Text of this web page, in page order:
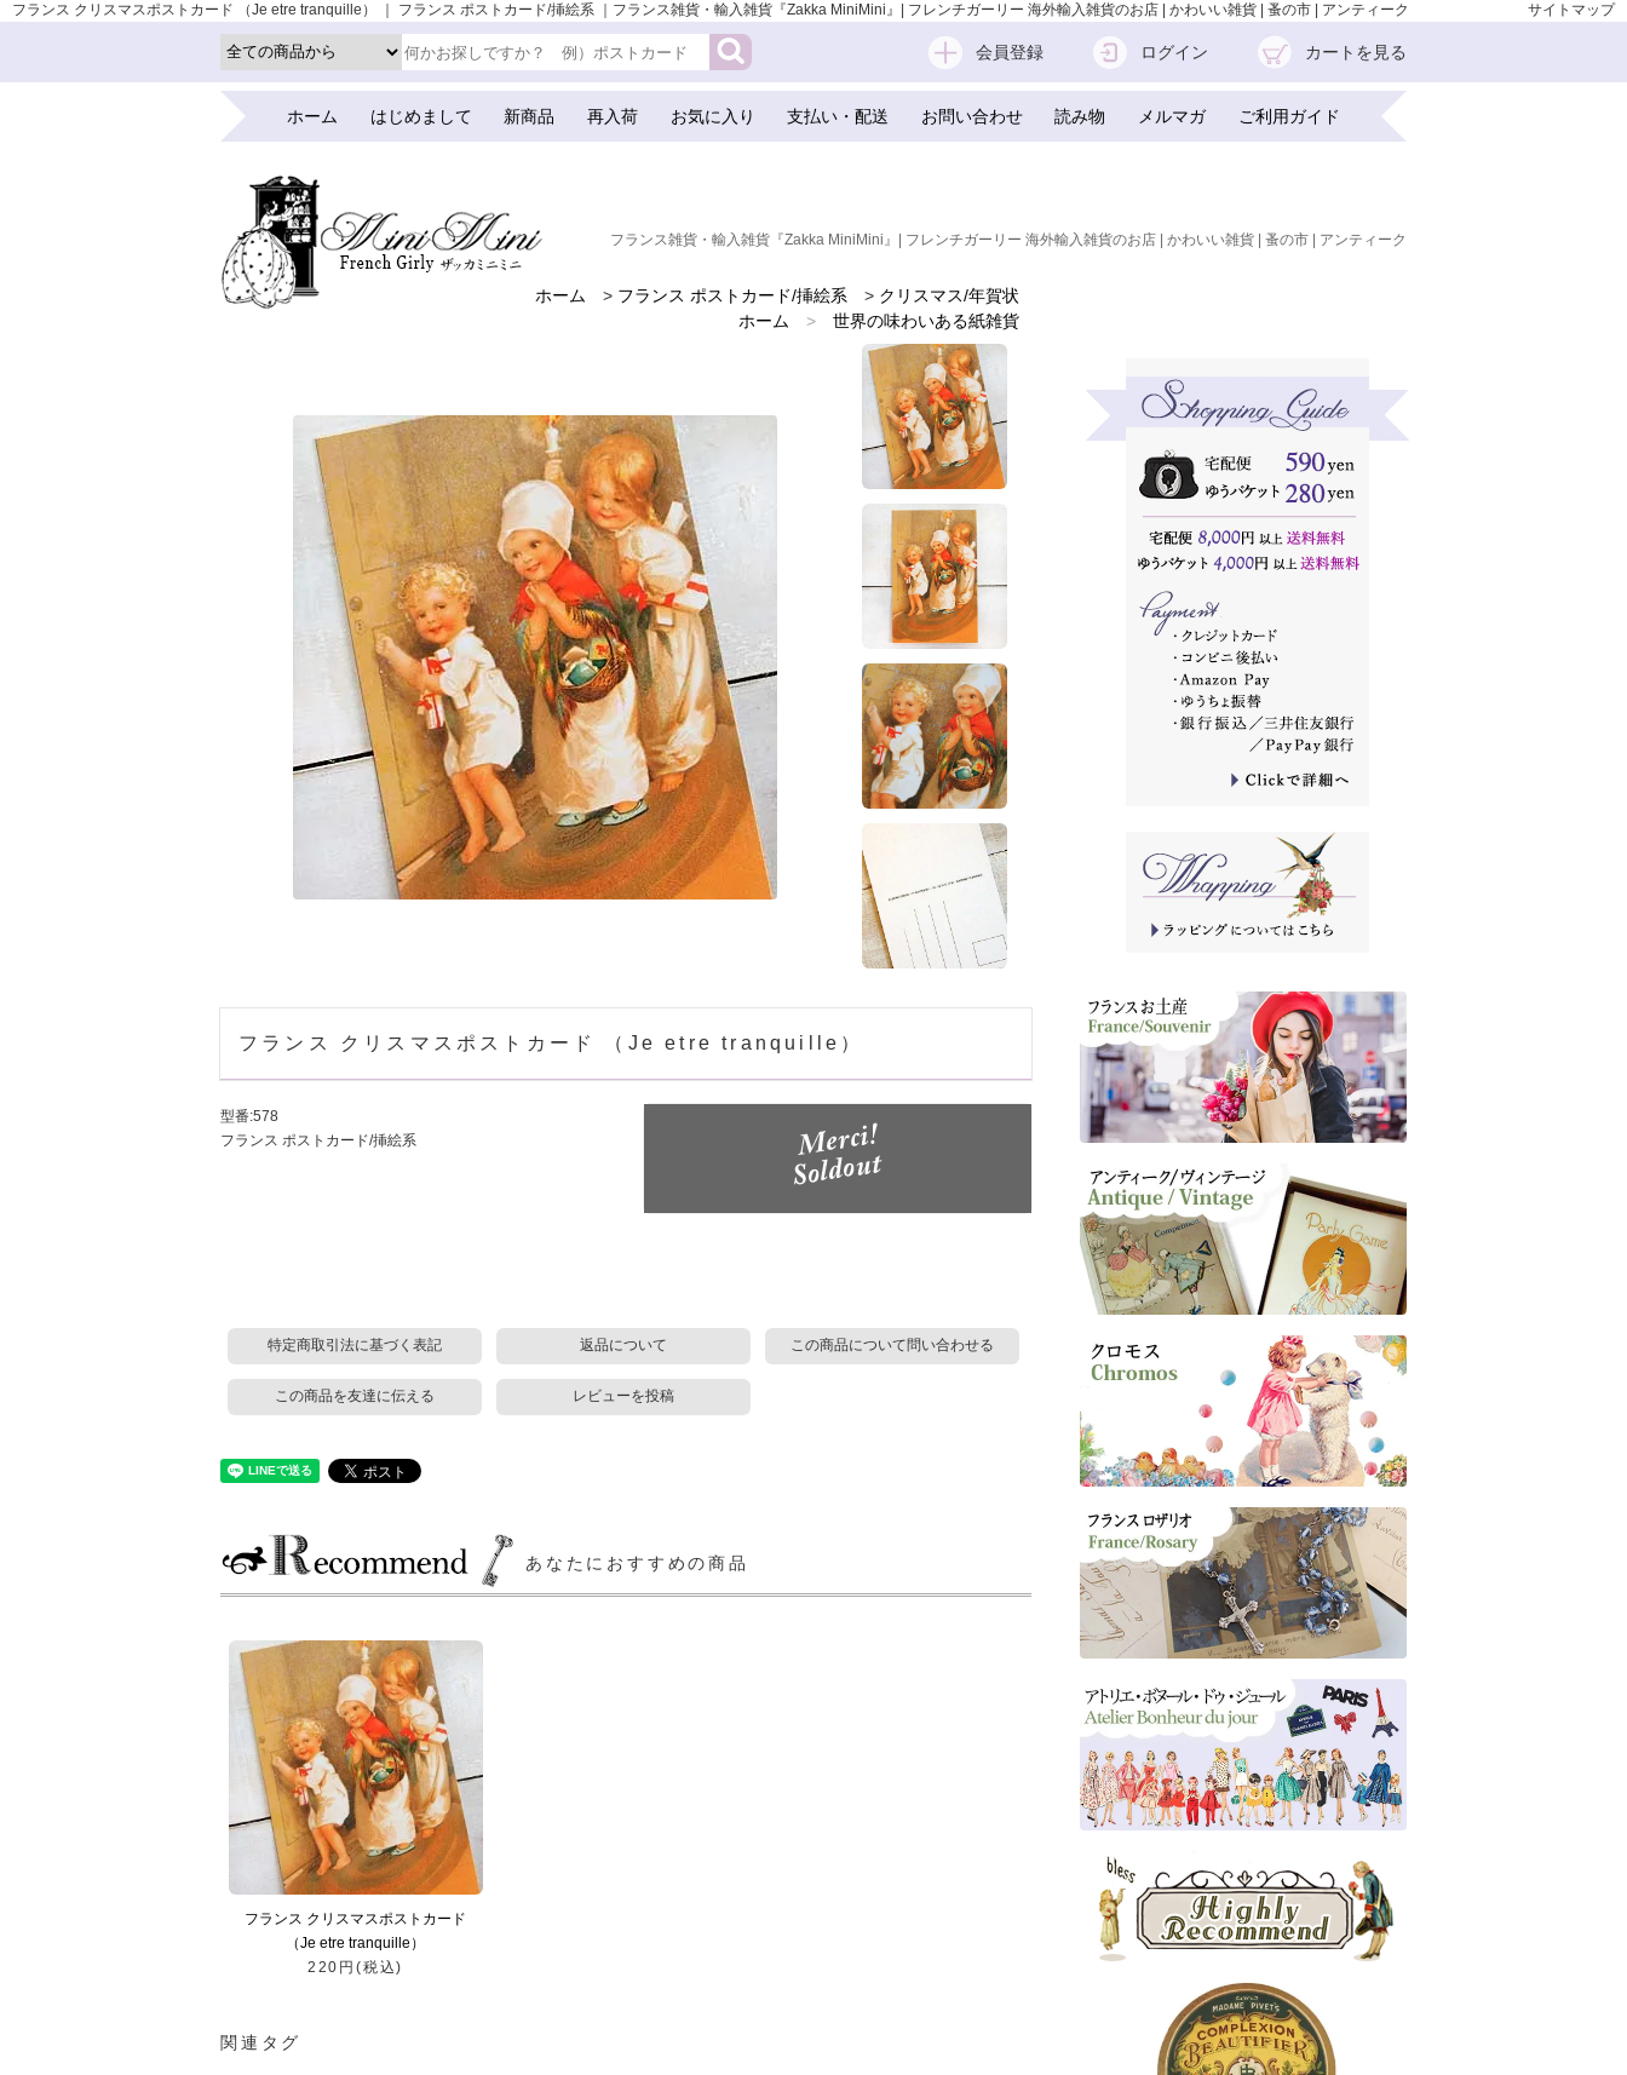
フランス クリスマスポストカード （Je etre tranquille） ｜ フランス ポストカード/挿絵系 ｜フランス雑貨・輸入雑貨『Zakka MiniMini』| フレンチガーリー 海外輸入雑貨のお店 | かわいい雑貨 | 蚤の市 | アンティーク サイトマップ
会員登録 ログイン カートを見る
ホーム はじめまして 新商品 再入荷 お気に入り 支払い・配送 お問い合わせ 読み物 メルマガ ご利用ガイド
フランス雑貨・輸入雑貨『Zakka MiniMini』| フレンチガーリー 海外輸入雑貨のお店 | かわいい雑貨 | 蚤の市 | アンティーク
ホーム > フランス ポストカード/挿絵系 > クリスマス/年賀状
ホーム
>
世界の味わいある紙雑貨
フランスのお土産 スーベニア
クリスマス（Xmas） 輸入 雑貨
>
フレンチ雑貨
ホーム
フランス ポストカード
ホーム
> フランス 雑貨
フランス クリスマスポストカード （Je etre tranquille）
型番:578
フランス ポストカード/挿絵系
特定商取引法に基づく表記 返品について この商品について問い合わせる
この商品を友達に伝える レビューを投稿
あなたにおすすめの商品
フランス クリスマスポストカード
（Je etre tranquille）
220円(税込)
関連タグ